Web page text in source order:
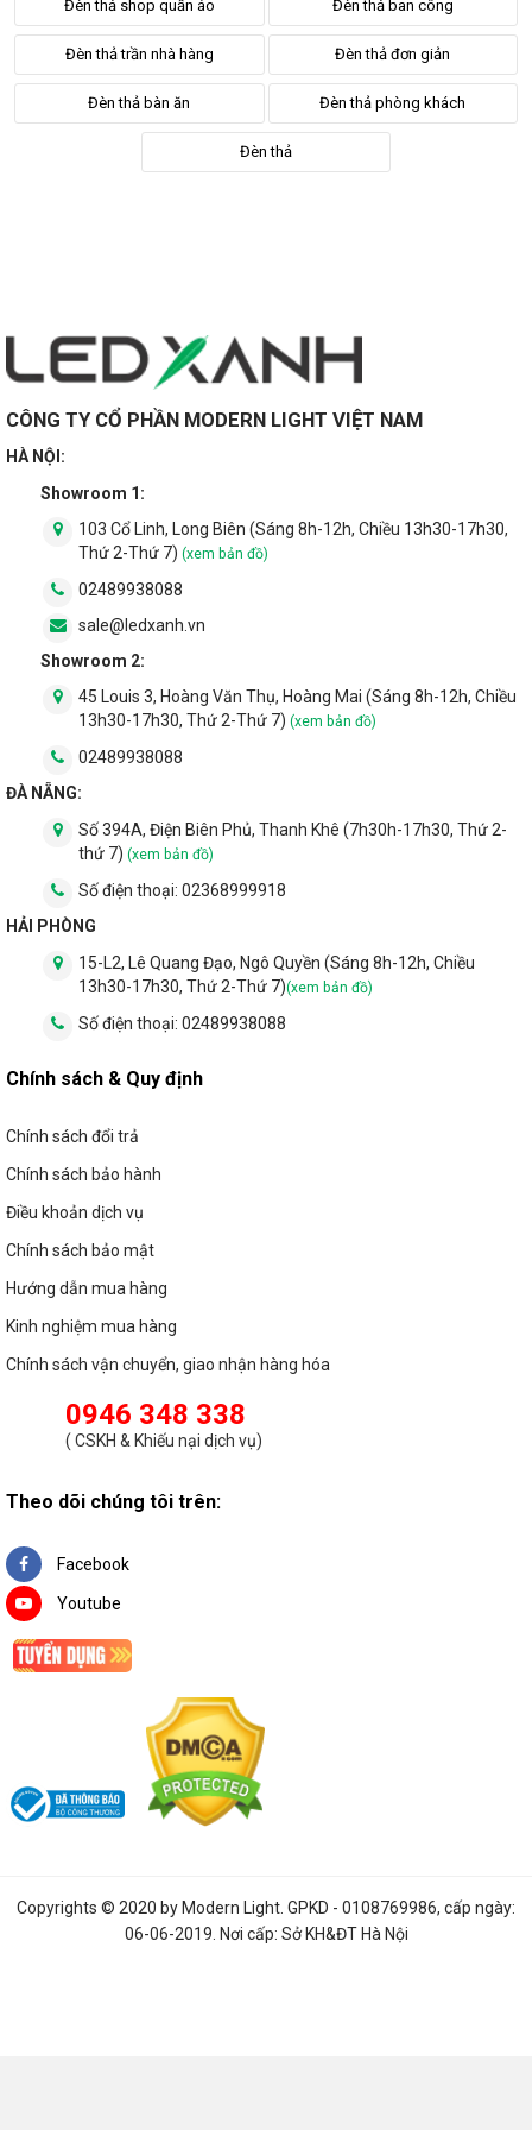
Đèn thả shop quần áo Đèn thả ban công
Đèn thả trần nhà hàng Đèn thả đơn giản
Đèn thả bàn ăn Đèn thả phòng khách
Đèn thả
CÔNG TY CỔ PHẦN MODERN LIGHT VIỆT NAM
HÀ NỘI:
Showroom 1:
103 Cổ Linh, Long Biên (Sáng 8h-12h, Chiều 13h30-17h30,
Thứ 2-Thứ 7) (xem bản đồ)
02489938088
sale@ledxanh.vn
Showroom 2:
45 Louis 3, Hoàng Văn Thụ, Hoàng Mai (Sáng 8h-12h, Chiều
13h30-17h30, Thứ 2-Thứ 7) (xem bản đồ)
02489938088
ĐÀ NẴNG:
Số 394A, Điện Biên Phủ, Thanh Khê (7h30h-17h30, Thứ 2-
thứ 7) (xem bản đồ)
Số điện thoại: 02368999918
HẢI PHÒNG
15-L2, Lê Quang Đạo, Ngô Quyền (Sáng 8h-12h, Chiều
13h30-17h30, Thứ 2-Thứ 7)(xem bản đồ)
Số điện thoại: 02489938088
Chính sách & Quy định
Chính sách đổi trả
Chính sách bảo hành
Điều khoản dịch vụ
Chính sách bảo mật
Hướng dẫn mua hàng
Kinh nghiệm mua hàng
Chính sách vận chuyển, giao nhận hàng hóa
0946 348 338
( CSKH & Khiếu nại dịch vụ)
Theo dõi chúng tôi trên:
Facebook
Youtube
Copyrights © 2020 by Modern Light . GPKD - 0108769986, cấp ngày:
06-06-2019. Nơi cấp: Sở KH&ĐT Hà Nội